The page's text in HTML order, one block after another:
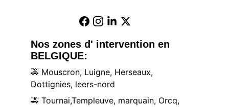
Nos zones d' intervention en
BELGIQUE:
🚕 Mouscron, Luigne, Herseaux,
Dottignies, leers-nord
🚕 Tournai,Templeuve, marquain, Orcq,